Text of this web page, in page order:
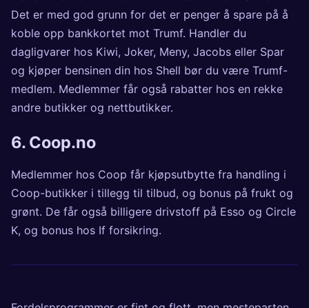
Det er med god grunn for det er penger å spare på å
koble opp bankkortet mot Trumf. Handler du
dagligvarer hos Kiwi, Joker, Meny, Jacobs eller Spar
og kjøper bensinen din hos Shell bør du være Trumf-
medlem. Medlemmer får også rabatter hos en rekke
andre butikker og nettbutikker.
6. Coop.no
Medlemmer hos Coop får kjøpsutbytte fra handling i
Coop-butikker i tillegg til tilbud, og bonus på frukt og
grønt. De får også billigere drivstoff på Esso og Circle
K, og bonus hos If forsikring.